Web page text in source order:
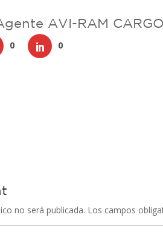
AVI-RAM
0 0
no será publicada. Los campos